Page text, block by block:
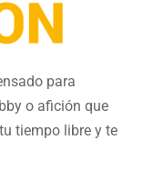
para
o afición que
tiempo libre y te